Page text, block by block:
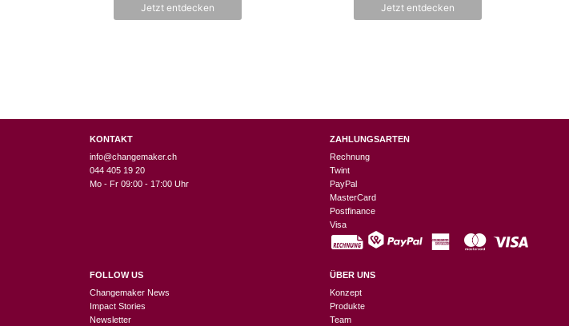
5
Jetzt entdecken
5
Jetzt entdecken
KONTAKT
info@changemaker.ch
044 405 19 20
Mo - Fr 09:00 - 17:00 Uhr
FOLLOW US
Changemaker News
Impact Stories
Newsletter
ZAHLUNGSARTEN
Rechnung
Twint
PayPal
MasterCard
Postfinance
Visa
ÜBER UNS
Konzept
Produkte
Team